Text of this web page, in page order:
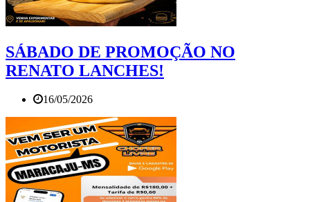
SÁBADO DE PROMOÇÃO NO
RENATO LANCHES!
16/05/2026